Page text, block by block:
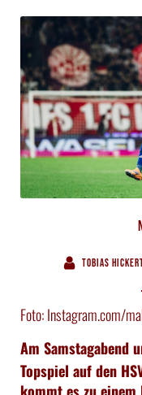
Tobias
Foto: Instagram.com/
Am Samstagabend
Topspiel auf den